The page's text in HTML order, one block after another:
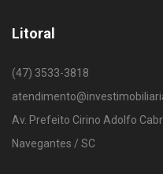
Litoral
(47) 3533-3818
Av. Prefeito Cirino Adolfo
Navegantes / SC